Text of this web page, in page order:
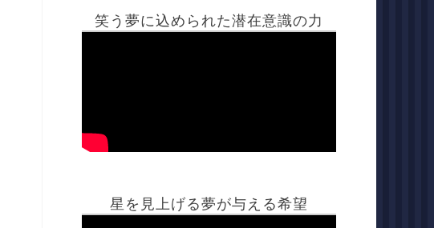
笑う夢に込められた潜在意識の力
星を見上げる夢が与える希望